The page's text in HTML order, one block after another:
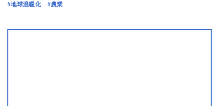
#地球温暖化
#農業